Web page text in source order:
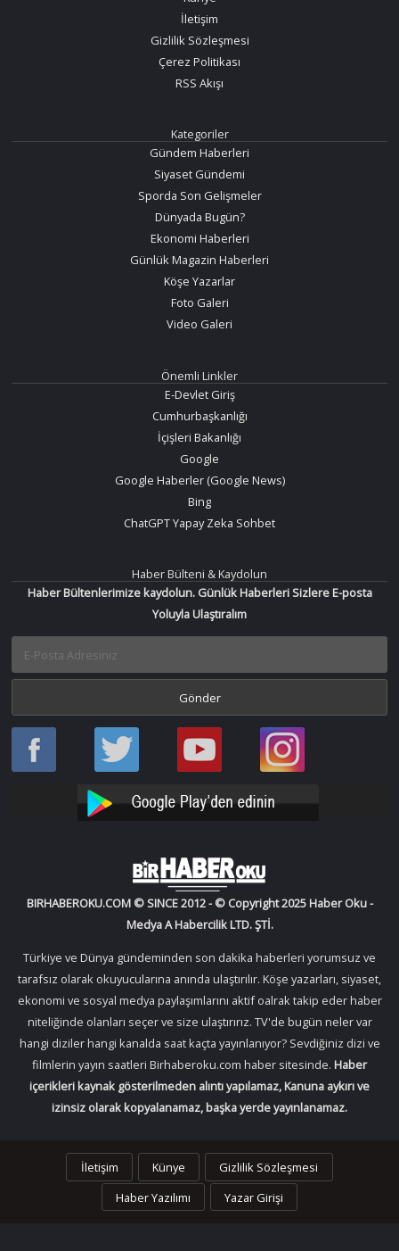
İletişim
Gizlilik Sözleşmesi
Çerez Politikası
RSS Akışı
Kategoriler
Gündem Haberleri
Siyaset Gündemi
Sporda Son Gelişmeler
Dünyada Bugün?
Ekonomi Haberleri
Günlük Magazin Haberleri
Köşe Yazarlar
Foto Galeri
Video Galeri
Önemli Linkler
E-Devlet Giriş
Cumhurbaşkanlığı
İçişleri Bakanlığı
Google
Google Haberler (Google News)
Bing
ChatGPT Yapay Zeka Sohbet
Haber Bülteni & Kaydolun
Haber Bültenlerimize kaydolun. Günlük Haberleri Sizlere E-posta
Yoluyla Ulaştıralım
Haber
Oku
Haber
Oku
Bir
Haber
YouTube
Bir
Haber
Instagram
BIRHABEROKU.COM © SINCE 2012 - © Copyright 2025 Haber Oku -
Medya A Habercilik LTD. ŞTİ.
Türkiye ve Dünya gündeminden son dakika haberleri yorumsuz ve
tarafsız olarak okuyucularına anında ulaştırılır. Köşe yazarları, siyaset,
ekonomi ve sosyal medya paylaşımlarını aktif oalrak takip eder haber
niteliğinde olanları seçer ve size ulaştırırız. TV'de bugün neler var
hangi diziler hangi kanalda saat kaçta yayınlanıyor? Sevdiğiniz dizi ve
filmlerin yayın saatleri Birhaberoku.com haber sitesinde. Haber
içerikleri kaynak gösterilmeden alıntı yapılamaz, Kanuna aykırı ve
izinsiz olarak kopyalanamaz, başka yerde yayınlanamaz.
İletişim Künye
Gizlilik Sözleşmesi
Haber Yazılımı
Yazar Girişi